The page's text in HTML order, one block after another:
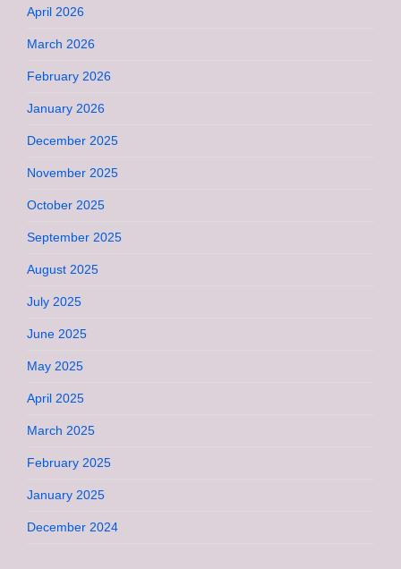
April 2026
March 2026
February 2026
January 2026
December 2025
November 2025
October 2025
September 2025
August 2025
July 2025
June 2025
May 2025
April 2025
March 2025
February 2025
January 2025
December 2024